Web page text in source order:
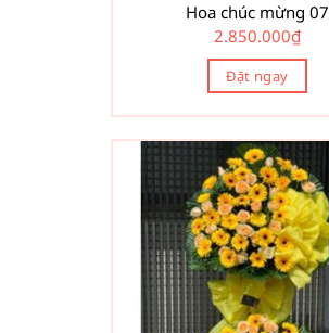
Hoa chúc mừng 07
2.850.000₫
Đặt ngay